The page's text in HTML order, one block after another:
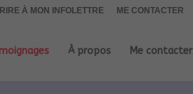
À MON INFOLETTRE ME CONTACTER
À propos Me contacter